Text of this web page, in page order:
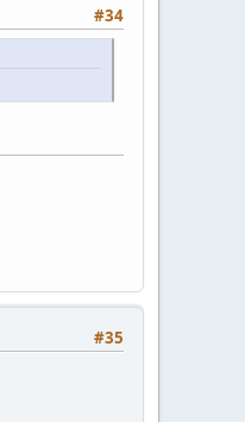
#34
#35